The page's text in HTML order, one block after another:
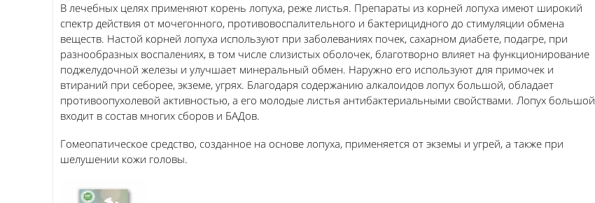
В лечебных целях применяют корень лопуха, реже листья. Препараты из корней лопуха имеют широкий
спектр действия от мочегонного, противовоспалительного и бактерицидного до стимуляции обмена
веществ. Настой корней лопуха используют при заболеваниях почек, сахарном диабете, подагре, при
разнообразных воспалениях, в том числе слизистых оболочек, благотворно влияет на функционирование
поджелудочной железы и улучшает минеральный обмен. Наружно его используют для примочек и
втираний при себорее, экземе, угрях. Благодаря содержанию алкалоидов лопух большой, обладает
противоопухолевой активностью, а его молодые листья антибактериальными свойствами. Лопух большой
входит в состав многих сборов и БАДов.
Гомеопатическое средство, созданное на основе лопуха, применяется от экземы и угрей, а также при
шелушении кожи головы.